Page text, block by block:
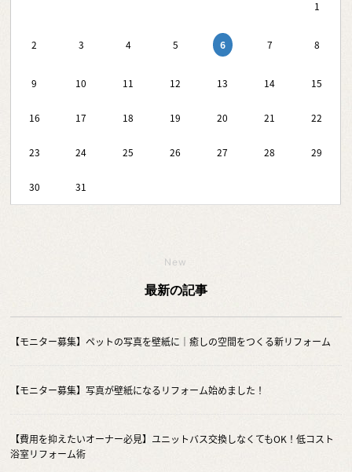
1
2 3 4 5 6 7 8
9 10 11 12 13 14 15
16 17 18 19 20 21 22
23 24 25 26 27 28 29
30 31
New
最新の記事
【モニター募集】ペットの写真を壁紙に｜癒しの空間をつくる新リフォーム
【モニター募集】写真が壁紙になるリフォーム始めました！
【費用を抑えたいオーナー必見】ユニットバス交換しなくてもOK！低コスト
浴室リフォーム術